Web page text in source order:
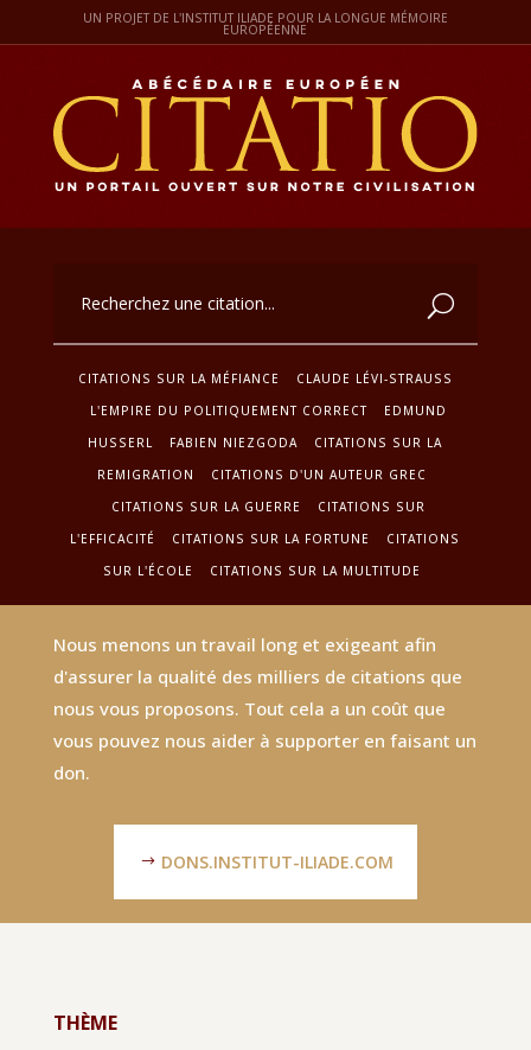
UN PROJET DE L'INSTITUT ILIADE POUR LA LONGUE MÉMOIRE
EUROPÉENNE
CITATIONS SUR LA MÉFIANCE
CLAUDE LÉVI-STRAUSS
L'EMPIRE DU POLITIQUEMENT CORRECT
EDMUND
HUSSERL
FABIEN NIEZGODA
CITATIONS SUR LA
REMIGRATION
CITATIONS D'UN AUTEUR GREC
CITATIONS SUR LA GUERRE
CITATIONS SUR
L'EFFICACITÉ
CITATIONS SUR LA FORTUNE
CITATIONS
SUR L'ÉCOLE
CITATIONS SUR LA MULTITUDE
Nous menons un travail long et exigeant afin
d'assurer la qualité des milliers de citations que
nous vous proposons. Tout cela a un coût que
vous pouvez nous aider à supporter en faisant un
don.
DONS.INSTITUT-ILIADE.COM
THÈME